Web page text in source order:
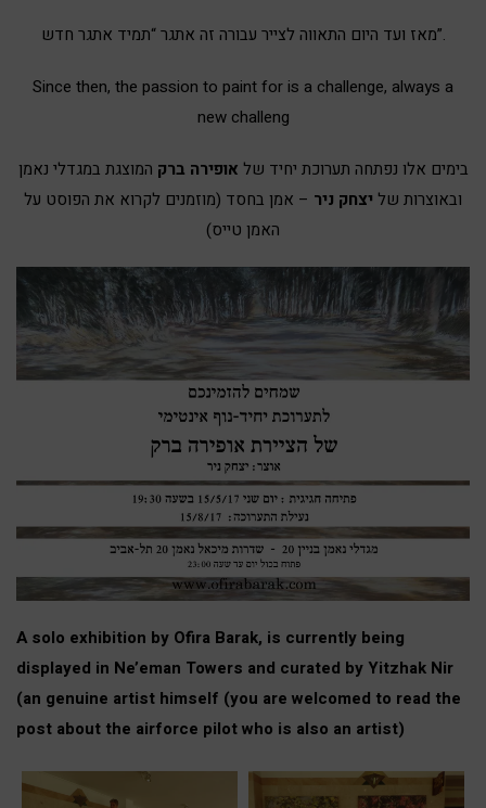
מאז ועד היום התאווה לצייר עבורה זה אתגר “תמיד אתגר חדש”.
Since then, the passion to paint for is a challenge, always a
new challeng
בימים אלו נפתחה תערוכת יחיד של אופירה ברק המוצגת במגדלי נאמן
ובאוצרות של יצחק ניר – אמן בחסד (מוזמנים לקרוא את הפוסט על
האמן טייס)
A solo exhibition by Ofira Barak, is currently being
displayed in Ne’eman Towers and curated by Yitzhak Nir
(an genuine artist himself (you are welcomed to read the
post about the airforce pilot who is also an artist)